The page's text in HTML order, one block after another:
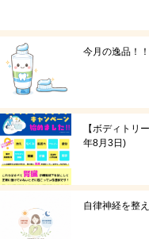
今月の逸品！
【ボディトリ
年8月3日
自律神経を整